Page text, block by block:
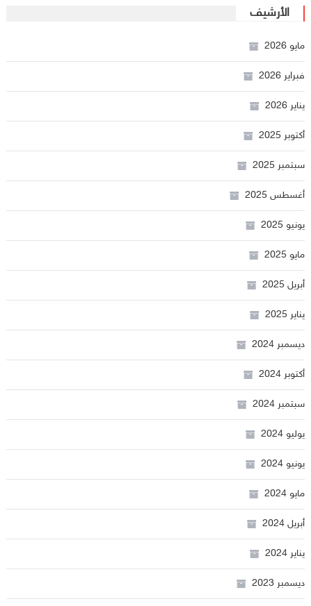
الأرشيف
مايو 2026
فبراير 2026
يناير 2026
أكتوبر 2025
سبتمبر 2025
أغسطس 2025
يونيو 2025
مايو 2025
أبريل 2025
يناير 2025
ديسمبر 2024
أكتوبر 2024
سبتمبر 2024
يوليو 2024
يونيو 2024
مايو 2024
أبريل 2024
يناير 2024
ديسمبر 2023